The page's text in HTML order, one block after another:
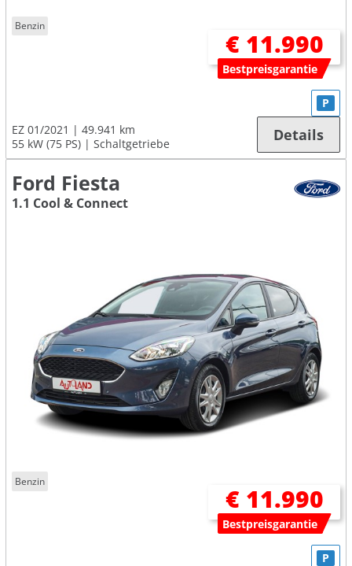
Benzin
€ 11.990
Bestpreisgarantie
EZ 01/2021
49.941 km
55 kW (75 PS)
Schaltgetriebe
P
Details
Ford Fiesta
1.1 Cool & Connect
Benzin
€ 11.990
Bestpreisgarantie
P